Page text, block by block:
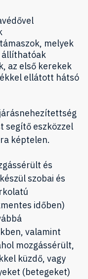
melyek
állíthatóak
az első kerekek
ellátott hátsó
segítő eszközzel
képtelen.
és
szobai és
időben)
valamint
mozgássérült,
küzdő, vagy
(betegeket)